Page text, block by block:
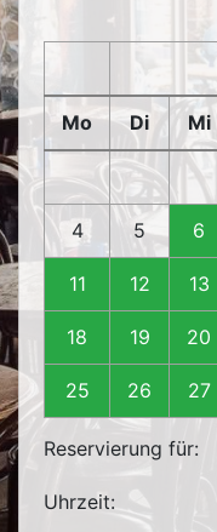
Mo Di Mi
4 5 6
11 12 13
18 19 20
25 26 27
Reservierung für:
Uhrzeit: